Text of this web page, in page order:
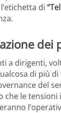
di
dei
a dirigenti,
di più
del
che le